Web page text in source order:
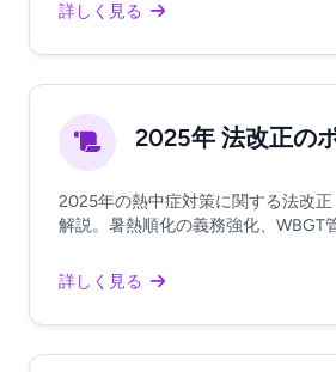
詳しく見る
2025年 法改正の
2025年の熱中症対策に関する法改
解説。暑熱順化の義務強化、WBGT
詳しく見る